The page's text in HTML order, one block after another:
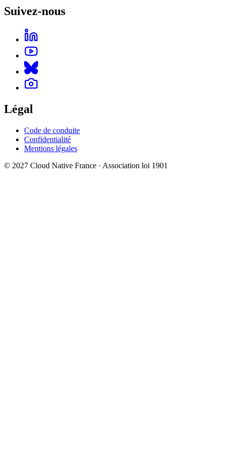
Suivez-nous
Légal
Code de conduite
Confidentialité
Mentions légales
© 2027 Cloud Native France · Association loi 1901